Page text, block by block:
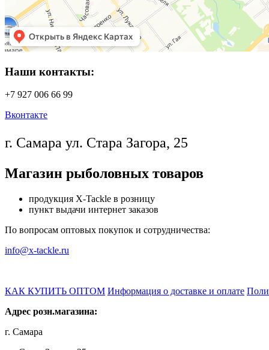
Наши контакты:
+7 927 006 66 99
Вконтакте
г. Самара ул. Стара Загора, 25
Магазин рыболовных товаров
продукция X-Tackle в розницу
пункт выдачи интернет заказов
По вопросам оптовых покупок и сотрудничества:
info@x-tackle.ru
КАК КУПИТЬ ОПТОМ Информация о доставке и оплате
Адрес розн.магазина:
г. Самара